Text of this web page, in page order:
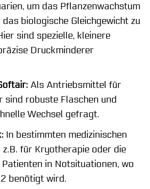
um das Pflanzenwachstum
biologische Gleichgewicht zu
sind spezielle, kleinere
Druckminderer
Als Antriebsmittel für
sind robuste Flaschen und
Wechsel gefragt.
In bestimmten medizinischen
z.B. für Kryotherapie oder die
in Notsituationen, wo
benötigt wird.